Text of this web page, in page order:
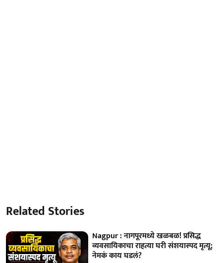
Related Stories
Nagpur : नागपूरमध्ये खळबळ! प्रसिद्ध
व्यवसायिकाचा राहत्या घरी संशयास्पद मृत्यू;
नेमकं काय घडलं?